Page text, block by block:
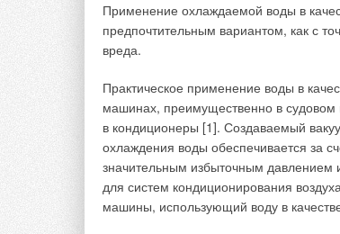
Применение охлаждаемой воды в
предпочтительным вариантом, как с
вреда.
Практическое применение воды в
машинах, преимущественно в судовом
в кондиционеры [1]. Создаваемый
охлаждения воды обеспечивается за
значительным избыточным давлением
для систем кондиционирования
машины, использующий воду в
разрешения территориального
необходимо согласовывать, чтобы оно
также обращают внимание — он
В Москве и Санкт-Петербурге для
дома, установка кондиционеров
возможность ввести такое правило